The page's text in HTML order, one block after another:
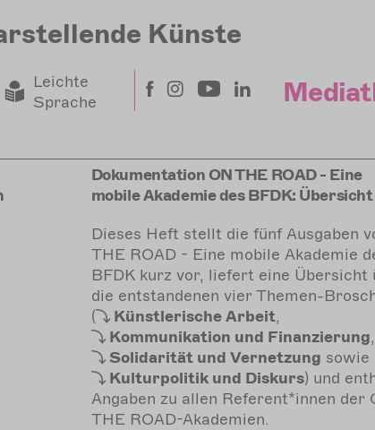
Künste
Leichte
Sprache
Dokumentation ON THE ROAD - Eine
mobile Akademie des BFDK: Übersicht
Dieses Heft stellt die fünf Ausgaben
THE ROAD - Eine mobile Akademie
BFDK kurz vor, liefert eine Übersicht
die entstandenen vier Themen-
(
KünstlerischeArbeit,
Kommunikation und Finanzierung,
Solidaritätund Vernetzung sowie
Kulturpolitikund Diskurs) und
Angaben zu allen Referent*innen der
THE ROAD-Akademien.